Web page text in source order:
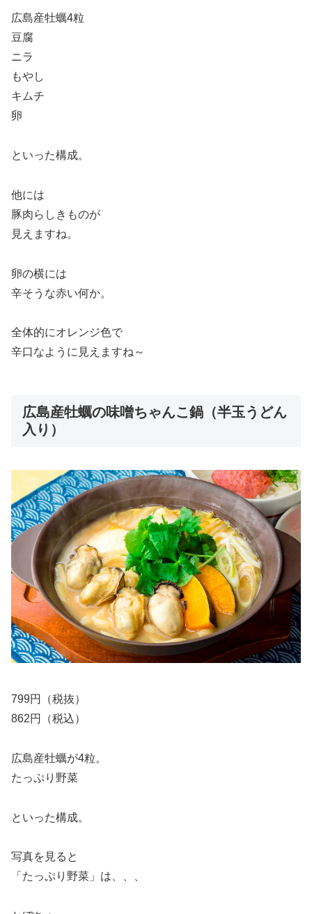
広島産牡蠣4粒
豆腐
ニラ
もやし
キムチ
卵
といった構成。
他には
豚肉らしきものが
見えますね。
卵の横には
辛そうな赤い何か。
全体的にオレンジ色で
辛口なように見えますね～
広島産牡蠣の味噌ちゃんこ鍋（半玉うどん
入り）
799円（税抜）
862円（税込）
広島産牡蠣が4粒。
たっぷり野菜
といった構成。
写真を見ると
「たっぷり野菜」は、、、